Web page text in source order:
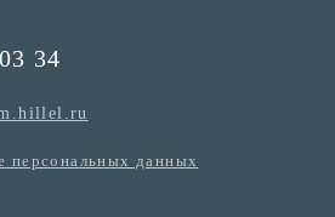
34
персональных данных